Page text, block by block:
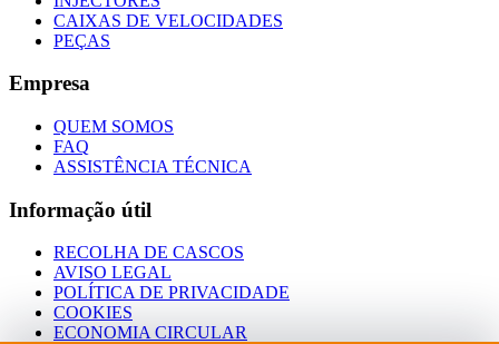
CAIXAS DE VELOCIDADES
PEÇAS
Empresa
QUEM SOMOS
FAQ
ASSISTÊNCIA TÉCNICA
Informação útil
RECOLHA DE CASCOS
AVISO LEGAL
POLÍTICA DE PRIVACIDADE
COOKIES
ECONOMIA CIRCULAR